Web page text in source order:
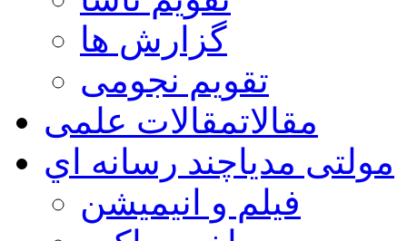
گزارش ها
تقویم نجومی
مقالاتمقالات علمی
مولتی مدیاچند رسانه اي
فیلم و انیمیشن